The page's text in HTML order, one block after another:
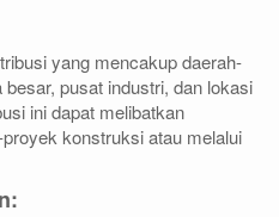
yang mencakup daerah-
pusat industri, dan lokasi
ini dapat melibatkan
konstruksi atau melalui